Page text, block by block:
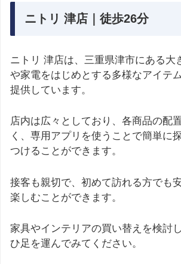
ニトリ 津店｜徒歩26分
ニトリ 津店は、三重県津市にある大
や家電をはじめとする多様なアイテ
提供しています。
店内は広々としており、各商品の配
く、専用アプリを使うことで簡単に
つけることができます。
接客も親切で、初めて訪れる方でも
楽しむことができます。
家具やインテリアの買い替えを検討
ひ足を運んでみてください。